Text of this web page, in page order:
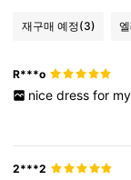
재구매 예정(3)
R***o
nice dress for my
2***2